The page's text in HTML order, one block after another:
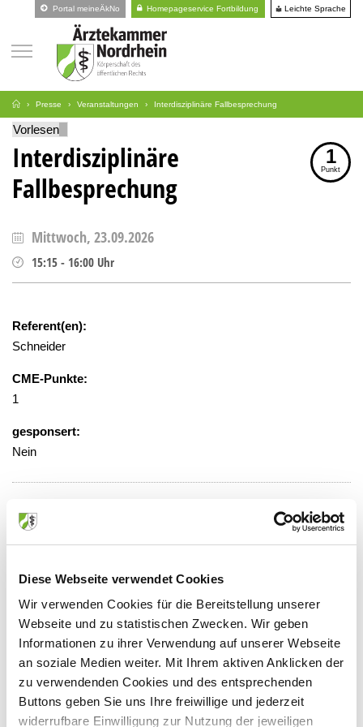
Diese Webseite verwendet Cookies
Wir verwenden Cookies für die Bereitstellung unserer
Webseite und zu statistischen Zwecken. Wir geben
Informationen zu ihrer Verwendung auf unserer Webseite
an soziale Medien weiter. Mit Ihrem aktiven Anklicken der
zu verwendenden Cookies und des entsprechenden
Buttons geben Sie uns Ihre freiwillige und jederzeit
widerrufbare Einwilligung zur Nutzung der jeweiligen
Portal meineÄkNo Homepageservice Fortbildung Leichte Sprache
Presse Veranstaltungen Interdisziplinäre Fallbesprechung
Vorlesen
Interdisziplinäre
Fallbesprechung
1
Punkt
Mittwoch, 23.09.2026
15:15 - 16:00 Uhr
Referent(en):
Schneider
CME-Punkte:
1
gesponsert:
Nein
Veranstaltungsort:
Weyertal 76, 50931 Köln
Evangelisches Klinikum Köln-Weyertal GmbH